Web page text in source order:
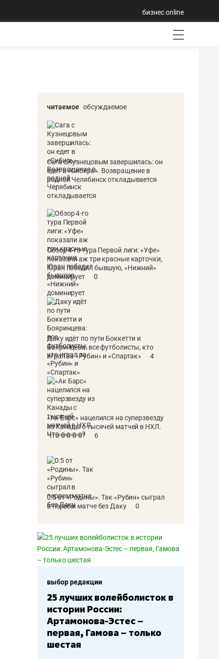
бизнес online
читаемое обсуждаемое
Сага с Кузнецовым завершилась: он
едет в «Сибирь». Возвращение в
родной Челябинск откладывается
1
Обзор 4-го тура Первой лиги: «Уфе»
показали аж три красные карточки,
Юран победил бывшую, «Нижний»
доминирует
0
Даку идёт по пути Боккетти и
Бояринцева: все футболисты, кто
играл за «Рубин» и «Спартак»
4
«Ак Барс» нацелился на суперзвезду
из Канады с тысячей матчей в НХЛ.
Что-о-о-о-о?
6
0:5 от «Родины». Так «Рубин» сыграл
в первом матче без Даку
0
выбор редакции
Бюджеты клубов КХЛ: СКА
– главный мажор, «Ак
Барс» – второй, «Салават
Юлаев» – середняк